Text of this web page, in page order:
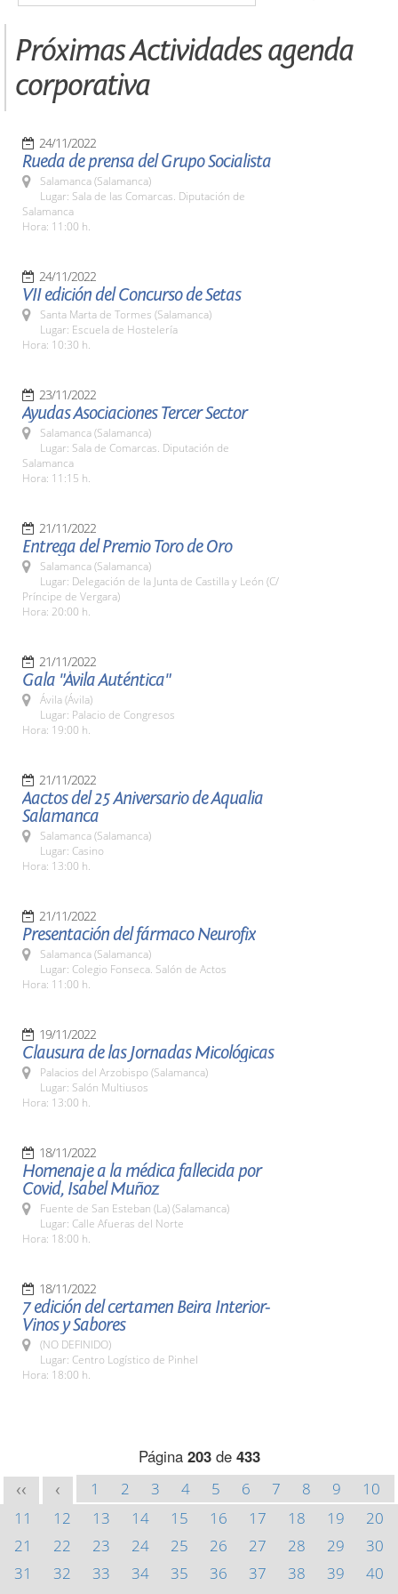
Próximas Actividades agenda
corporativa
24/11/2022
Rueda de prensa del Grupo Socialista
Salamanca (Salamanca)
Lugar: Sala de las Comarcas. Diputación de
Salamanca
Hora: 11:00 h.
24/11/2022
VII edición del Concurso de Setas
Santa Marta de Tormes (Salamanca)
Lugar: Escuela de Hostelería
Hora: 10:30 h.
23/11/2022
Ayudas Asociaciones Tercer Sector
Salamanca (Salamanca)
Lugar: Sala de Comarcas. Diputación de
Salamanca
Hora: 11:15 h.
21/11/2022
Entrega del Premio Toro de Oro
Salamanca (Salamanca)
Lugar: Delegación de la Junta de Castilla y León (C/
Príncipe de Vergara)
Hora: 20:00 h.
21/11/2022
Gala "Ávila Auténtica"
Ávila (Ávila)
Lugar: Palacio de Congresos
Hora: 19:00 h.
21/11/2022
Aactos del 25 Aniversario de Aqualia
Salamanca
Salamanca (Salamanca)
Lugar: Casino
Hora: 13:00 h.
21/11/2022
Presentación del fármaco Neurofix
Salamanca (Salamanca)
Lugar: Colegio Fonseca. Salón de Actos
Hora: 11:00 h.
19/11/2022
Clausura de las Jornadas Micológicas
Palacios del Arzobispo (Salamanca)
Lugar: Salón Multiusos
Hora: 13:00 h.
18/11/2022
Homenaje a la médica fallecida por
Covid, Isabel Muñoz
Fuente de San Esteban (La) (Salamanca)
Lugar: Calle Afueras del Norte
Hora: 18:00 h.
18/11/2022
7 edición del certamen Beira Interior-
Vinos y Sabores
(NO DEFINIDO)
Lugar: Centro Logístico de Pinhel
Hora: 18:00 h.
Página 203de 433
<< < 1 2 3 4 5 6 7 8 9
10
11
12 13 14 15 16 17 18 19
20
21
22 23 24 25 26 27 28 29
30
31
32 33 34 35 36 37 38 39
40